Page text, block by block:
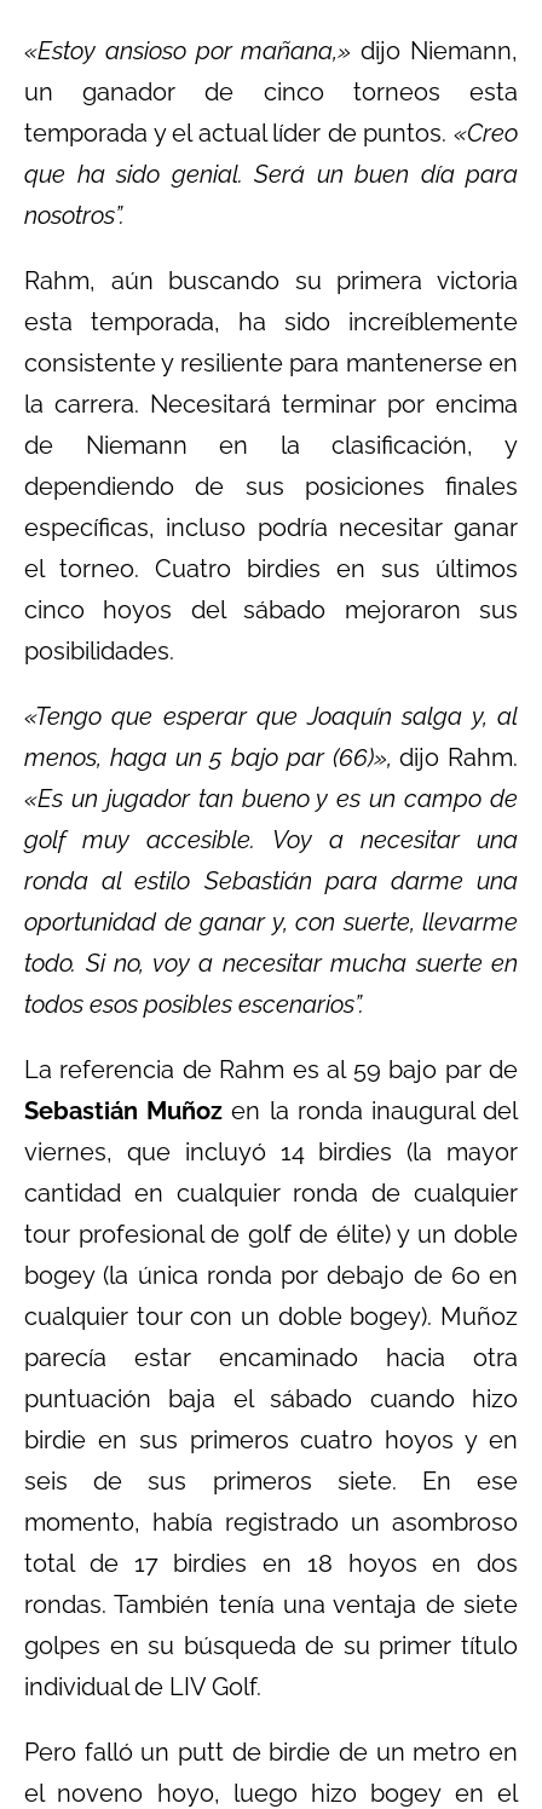
«Estoy ansioso por mañana,» dijo Niemann,
un ganador de cinco torneos esta
temporada y el actual líder de puntos. «Creo
que ha sido genial. Será un buen día para
nosotros”.
Rahm, aún buscando su primera victoria
esta temporada, ha sido increíblemente
consistente y resiliente para mantenerse en
la carrera. Necesitará terminar por encima
de Niemann en la clasificación, y
dependiendo de sus posiciones finales
específicas, incluso podría necesitar ganar
el torneo. Cuatro birdies en sus últimos
cinco hoyos del sábado mejoraron sus
posibilidades.
«Tengo que esperar que Joaquín salga y, al
menos, haga un 5 bajo par (66)», dijo Rahm.
«Es un jugador tan bueno y es un campo de
golf muy accesible. Voy a necesitar una
ronda al estilo Sebastián para darme una
oportunidad de ganar y, con suerte, llevarme
todo. Si no, voy a necesitar mucha suerte en
todos esos posibles escenarios”.
La referencia de Rahm es al 59 bajo par de
Sebastián Muñoz en la ronda inaugural del
viernes, que incluyó 14 birdies (la mayor
cantidad en cualquier ronda de cualquier
tour profesional de golf de élite) y un doble
bogey (la única ronda por debajo de 60 en
cualquier tour con un doble bogey). Muñoz
parecía estar encaminado hacia otra
puntuación baja el sábado cuando hizo
birdie en sus primeros cuatro hoyos y en
seis de sus primeros siete. En ese
momento, había registrado un asombroso
total de 17 birdies en 18 hoyos en dos
rondas. También tenía una ventaja de siete
golpes en su búsqueda de su primer título
individual de LIV Golf.
Pero falló un putt de birdie de un metro en
el noveno hoyo, luego hizo bogey en el